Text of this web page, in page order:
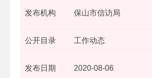
发布机构 保山市信访局
公开目录 工作动态
发布日期 2020-08-06